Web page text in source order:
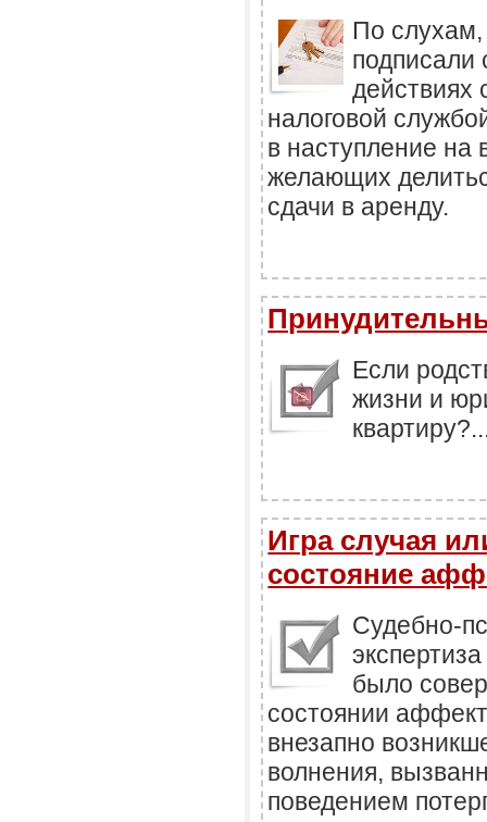
По слухам,
подписали
налоговой
в наступление на
желающих
сдачи в аренду.
Если
жизни и
Игра случая
состояние
Судебно-
было
состоянии
внезапно
волнения,
поведением